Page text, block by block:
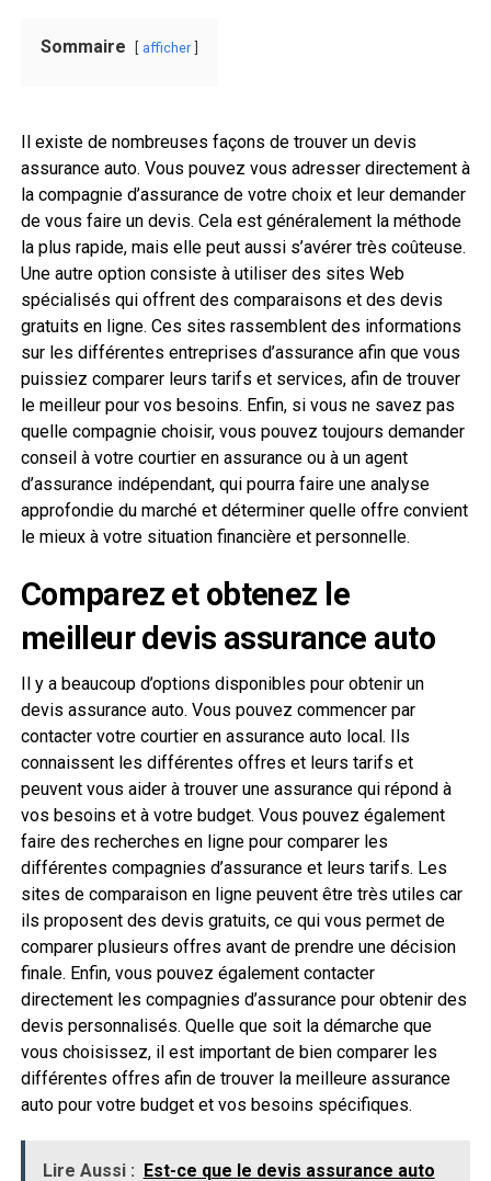
Sommaire afficher
Il existe de nombreuses façons de trouver un devis
assurance auto. Vous pouvez vous adresser directement à
la compagnie d’assurance de votre choix et leur demander
de vous faire un devis. Cela est généralement la méthode
la plus rapide, mais elle peut aussi s’avérer très coûteuse.
Une autre option consiste à utiliser des sites Web
spécialisés qui offrent des comparaisons et des devis
gratuits en ligne. Ces sites rassemblent des informations
sur les différentes entreprises d’assurance afin que vous
puissiez comparer leurs tarifs et services, afin de trouver
le meilleur pour vos besoins. Enfin, si vous ne savez pas
quelle compagnie choisir, vous pouvez toujours demander
conseil à votre courtier en assurance ou à un agent
d’assurance indépendant, qui pourra faire une analyse
approfondie du marché et déterminer quelle offre convient
le mieux à votre situation financière et personnelle.
Comparez et obtenez le
meilleur devis assurance auto
Il y a beaucoup d’options disponibles pour obtenir un
devis assurance auto. Vous pouvez commencer par
contacter votre courtier en assurance auto local. Ils
connaissent les différentes offres et leurs tarifs et
peuvent vous aider à trouver une assurance qui répond à
vos besoins et à votre budget. Vous pouvez également
faire des recherches en ligne pour comparer les
différentes compagnies d’assurance et leurs tarifs. Les
sites de comparaison en ligne peuvent être très utiles car
ils proposent des devis gratuits, ce qui vous permet de
comparer plusieurs offres avant de prendre une décision
finale. Enfin, vous pouvez également contacter
directement les compagnies d’assurance pour obtenir des
devis personnalisés. Quelle que soit la démarche que
vous choisissez, il est important de bien comparer les
différentes offres afin de trouver la meilleure assurance
auto pour votre budget et vos besoins spécifiques.
Lire Aussi : Est-ce que le devis assurance auto